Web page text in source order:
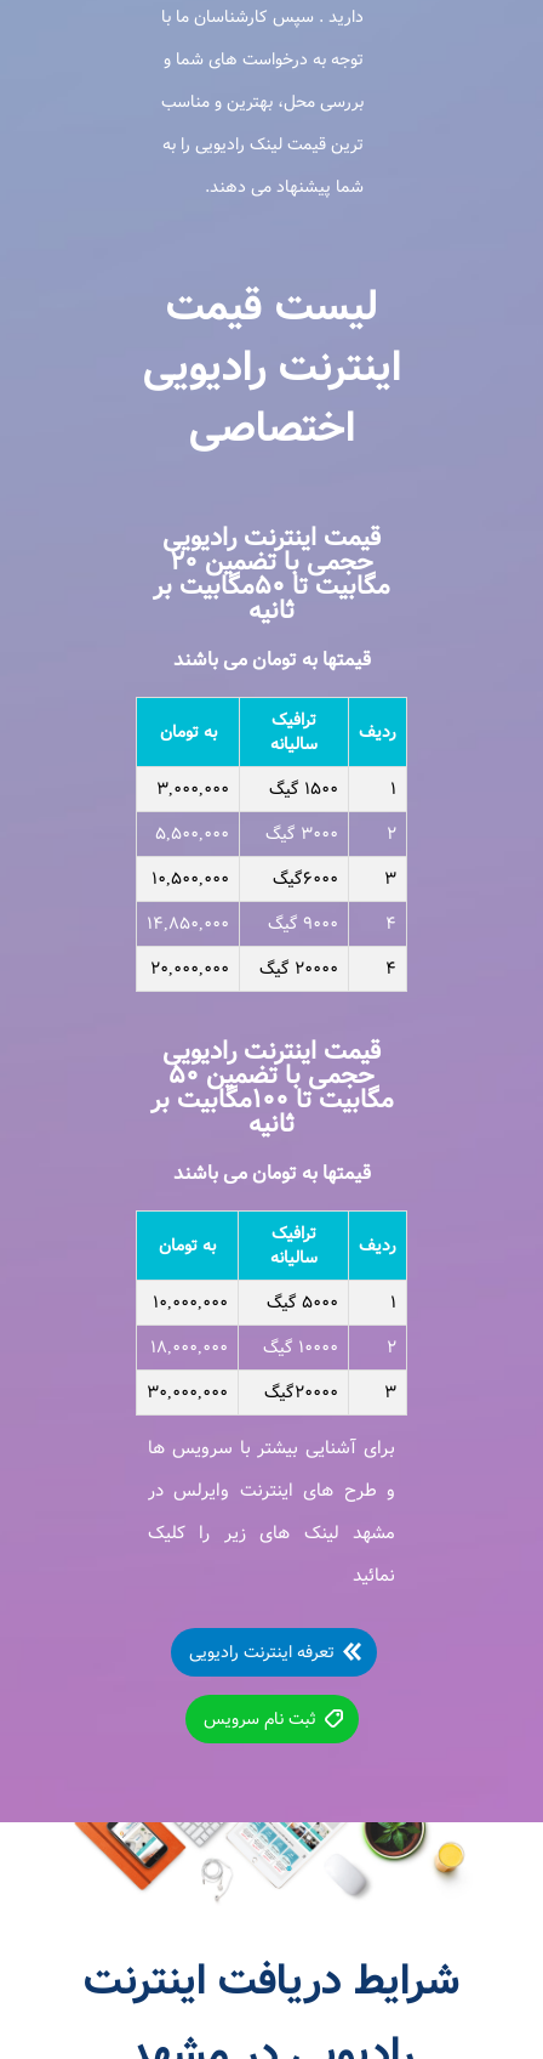
دارید . سپس کارشناسان ما با
توجه به درخواست های شما و
بررسی محل، بهترین و مناسب
ترین قیمت لینک رادیویی را به
شما پیشنهاد می دهند.
لیست قیمت
اینترنت رادیویی
اختصاصی
قیمت اینترنت رادیویی
حجمی با تضمین ۲۰
مگابیت تا ۵۰مگابیت بر
ثانیه
قیمتها به تومان می باشند
ردیف
ترافیک
سالیانه
به تومان
۱ ۱۵۰۰ گیگ
۳,۰۰۰,۰۰۰
۲
۳۰۰۰ گیگ
۵,۵۰۰,۰۰۰
۳
۶۰۰۰گیگ
۱۰,۵۰۰,۰۰۰
۴
۹۰۰۰ گیگ
۱۴,۸۵۰,۰۰۰
۴
۲۰۰۰۰ گیگ ۲۰,۰۰۰,۰۰۰
قیمت اینترنت رادیویی
حجمی با تضمین ۵۰
مگابیت تا ۱۰۰مگابیت بر
ثانیه
قیمتها به تومان می باشند
ردیف
ترافیک
سالیانه
به تومان
۱ ۵۰۰۰ گیگ
۱۰,۰۰۰,۰۰۰
۲
۱۰۰۰۰ گیگ
۱۸,۰۰۰,۰۰۰
۳
۲۰۰۰۰گیگ ۳۰,۰۰۰,۰۰۰
برای آشنایی بیشتر با سرویس ها
و طرح های اینترنت وایرلس در
مشهد لینک های زیر را کلیک
نمائید
تعرفه اینترنت رادیویی
ثبت نام سرویس
شرایط دریافت اینترنت